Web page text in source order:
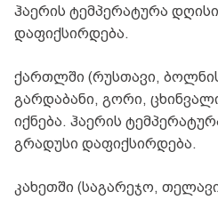
ჰაერის ტემპერატურა
დაფიქსირდება.
ქართლში (რუსთავი,
გარდაბანი, გორი,
იქნება. ჰაერის
გრადუსი დაფიქსირდება.
კახეთში (საგარეჯო,